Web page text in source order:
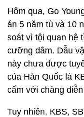
Hôm qua, Go
án 5 năm tù và 10
soát vì tội quan hệ
cưỡng dâm. Dẫu
này chưa được
của Hàn Quốc là
cấm với chàng
Tuy nhiên, KBS,